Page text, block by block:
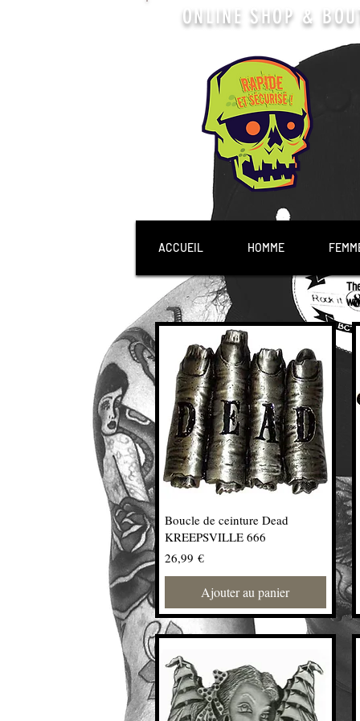
ONLINE SHOP &
ACCUEIL HOMME
Boucle de ceinture Dead
KREEPSVILLE 666
Prix
26,99 €
Ajouter au panier